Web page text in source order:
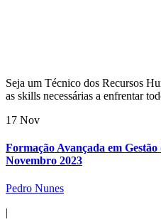
Seja um Técnico dos Recursos
as skills necessárias a enfrentar
17 Nov
Formação Avançada em
Novembro 2023
Pedro Nunes
|